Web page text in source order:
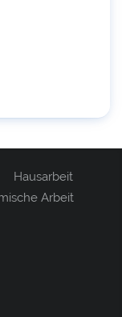
Hausarbeit
Arbeit